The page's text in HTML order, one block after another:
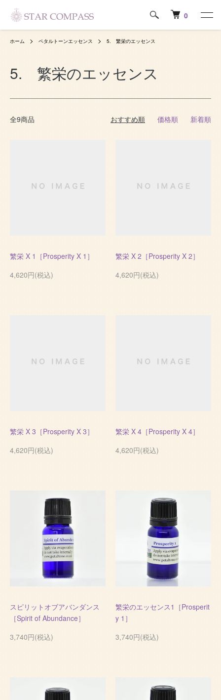
0
ホーム ペタルトーンエッセンス 5. 繁栄のエッセンス
5. 繁栄のエッセンス
全9商品 おすすめ順 価格順 新着順
繁栄 X 1［Prosperity X 1］
4,620円(税込)
繁栄 X 2［Prosperity X 2］
4,620円(税込)
繁栄 X 3［Prosperity X 3］
4,620円(税込)
繁栄 X 4［Prosperity X 4］
4,620円(税込)
スピリットオブアバンダンス
［Spirit of Abundance］
3,740円(税込)
繁栄のエッセンス1［Prosperit
y 1］
3,740円(税込)